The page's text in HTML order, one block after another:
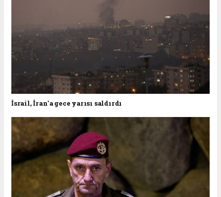
İsrail, İran'a gece yarısı saldırdı